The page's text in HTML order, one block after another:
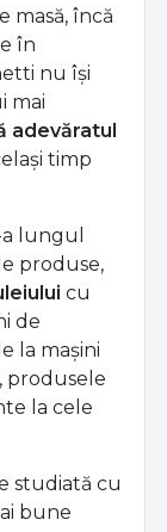
masă, încă
în
nu își
mai
adevăratul
timp
lungul
produse,
cu
de
la mașini
produsele
la cele
studiată cu
bune